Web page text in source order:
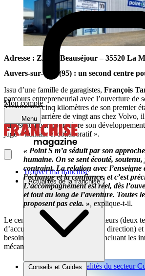
Mon compte
Menu
Trouver ma franchise
Actualités de la franchise
Brèves et actus Actualités du secteur
Conseils et Guides
Adresse : ZA du Beauséjour – 35520 La
Auvers-sur-Oise (95) : un second centre
Issu d’une famille de garagistes, François
parcours entrepreneurial avec l’ouverture de
à seulement cinq kilomètres de son premier
Fort d’une carrière de vingt ans chez Volvo,
au réseau pour poursuivre son
juge « humain et collaboratif ».
« Point S m’a séduit par son
humaine. On se sent écouté, soutenu,
contraint. La relation avec l’enseigne
l’échange et la confiance, et c’est
L’accompagnement est réel, dès
et tout au long de l’aventure. Toutes
proposent pas cela. » explique-t-il.
Le centre réunit quatre collaborateurs (deux
d’accueil et François Tarquis à la direction)
besoins d’entretien automobile, incluant les
mécaniques lourdes.